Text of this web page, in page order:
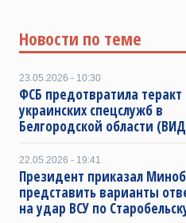
Новости по теме
23.05.2026 - 10:30
ФСБ предотвратила теракт
украинских спецслужб в
Белгородской области
22.05.2026 - 19:41
Президент приказал
представить варианты
на удар ВСУ по